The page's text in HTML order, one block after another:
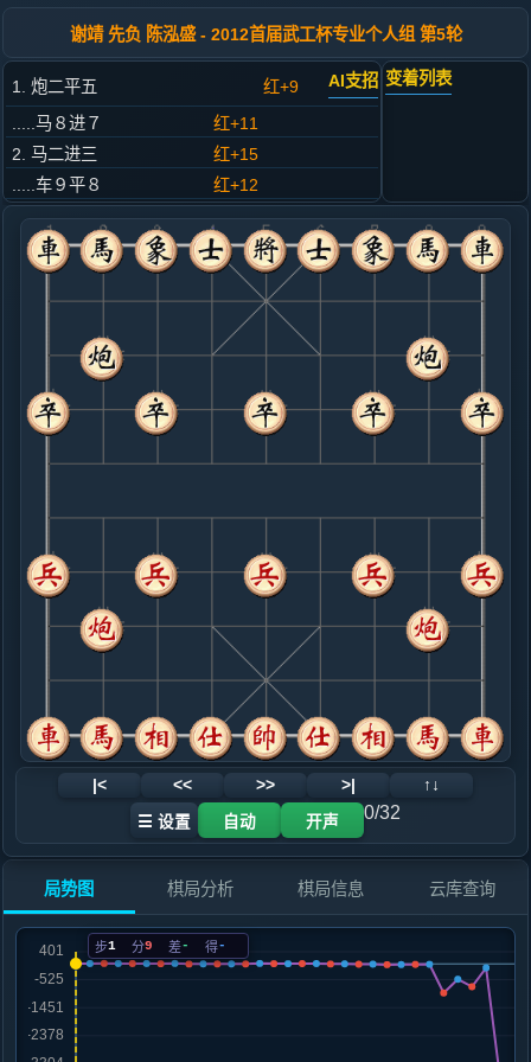
谢靖 先负 陈泓盛 - 2012首届武工杯专业个人组 第5轮
1. 炮二平五 红+9 AI支招
.....马８进７
红+11
2. 马二进三
红+15
.....车９平８
红+12
3. 车一平二
红+11
.....马２进３
红+12
4. 马八进九
红+4
.....卒３进１
红+15
5. 车九进一
黑+6
.....卒７进１
6. 炮八平七
黑+3
.....马３进４
黑+2
7. 车二进四
黑+4
车九平六
8. 车九平四
红+5
车九平六
.....马４进５
红+4
9. 马三进五
红+8
.....砲５进４
10. 仕四进五
黑+6
仕六进五
.....士４进５
红+0
黑+12
车四进五
.....车１进２
黑+10
12. 车四进二
黑+27
兵九进一
黑+23
黑+18
车二进二
.....车１平４
黑+15
14. 炮七平三
黑+963
车二进二
.....将５平４
黑+510
象７进５
15. 帅五平四
黑+756
.....砲５平３
16. 车四平三
.....砲３退１
变着列表
|< << >> >| ↑↓
☰ 设置 自动 开声 0/32
局势图 棋局分析 棋局信息 云库查询
步1 分9 差- 得-